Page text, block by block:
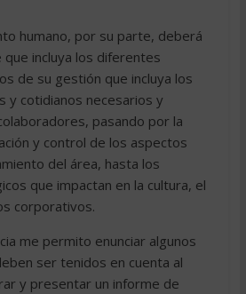
humano, por su parte, deberá
incluya los diferentes
de su gestión que incluya los
y cotidianos necesarios y
pasando por la
y control de los aspectos
del área, hasta los
que impactan en la cultura, el
corporativos.
me permito enunciar algunos
ser tenidos en cuenta al
y presentar un informe de